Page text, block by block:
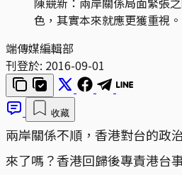
色，其實本來就應更獲重視。
端傳媒編輯部
刊登於: 2016-09-01
收藏
兩岸關係不順，香港對台的政
來了嗎？香港回歸後專責港台